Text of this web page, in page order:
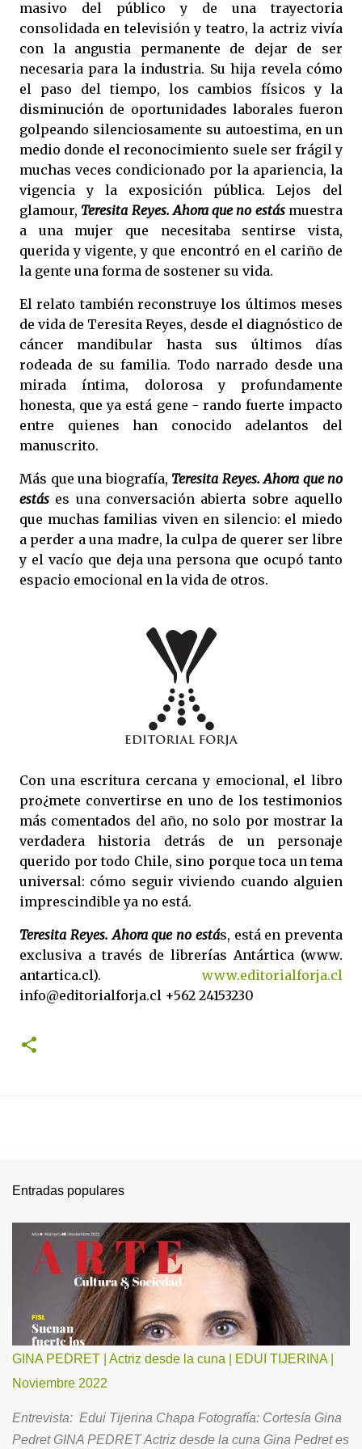
masivo del público y de una trayectoria
consolidada en televisión y teatro, la actriz vivía
con la angustia permanente de dejar de ser
necesaria para la industria. Su hija revela cómo
el paso del tiempo, los cambios físicos y la
disminución de oportunidades laborales fueron
golpeando silenciosamente su autoestima, en un
medio donde el reconocimiento suele ser frágil y
muchas veces condicionado por la apariencia, la
vigencia y la exposición pública. Lejos del
glamour, Teresita Reyes. Ahora que no estásmuestra
a una mujer que necesitaba sentirse vista,
querida y vigente, y que encontró en el cariño de
la gente una forma de sostener su vida.
El relato también reconstruye los últimos meses
de vida de Teresita Reyes, desde el diagnóstico de
cáncer mandibular hasta sus últimos días
rodeada de su familia. Todo narrado desde una
mirada íntima, dolorosa y profundamente
honesta, que ya está gene - rando fuerte impacto
entre quienes han conocido adelantos del
manuscrito.
Más que una biografía, Teresita Reyes. Ahora que no
estás es una conversación abierta sobre aquello
que muchas familias viven en silencio: el miedo
a perder a una madre, la culpa de querer ser libre
y el vacío que deja una persona que ocupó tanto
espacio emocional en la vida de otros.
Con una escritura cercana y emocional, el libro
pro¿mete convertirse en uno de los testimonios
más comentados del año, no solo por mostrar la
verdadera historia detrás de un personaje
querido por todo Chile, sino porque toca un tema
universal: cómo seguir viviendo cuando alguien
imprescindible ya no está.
Teresita Reyes. Ahora que no estás, está en preventa
exclusiva a través de librerías Antártica (www.
antartica.cl). www.editorialforja.cl
info@editorialforja.cl +562 24153230
Entradas populares
GINA PEDRET | Actriz desde la cuna | EDUI TIJERINA |
Noviembre 2022
Entrevista: Edui Tijerina Chapa Fotografía: Cortesía Gina
Pedret GINA PEDRET Actriz desde la cuna Gina Pedret es